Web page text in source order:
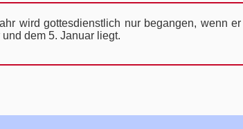
wird gottesdienstlich nur begangen, wenn er
dem 5. Januar liegt.